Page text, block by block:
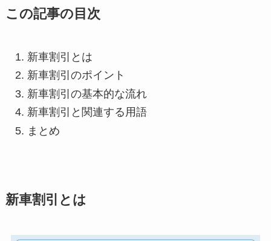
この記事の目次
新車割引とは
新車割引のポイント
新車割引の基本的な流れ
新車割引と関連する用語
まとめ
新車割引とは